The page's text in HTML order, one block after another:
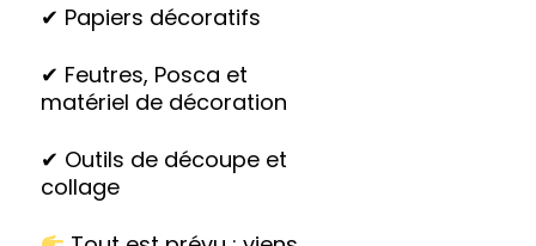
✔ Papiers décoratifs
✔ Feutres, Posca et
matériel de décoration
✔ Outils de découpe et
collage